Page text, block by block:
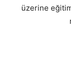
üzerine